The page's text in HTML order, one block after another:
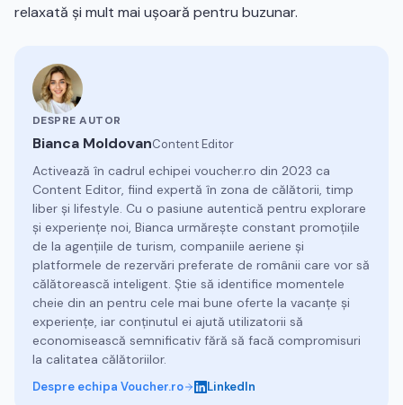
relaxată și mult mai ușoară pentru buzunar.
DESPRE AUTOR
Bianca MoldovanContent Editor
Activează în cadrul echipei voucher.ro din 2023 ca
Content Editor, fiind expertă în zona de călătorii, timp
liber și lifestyle. Cu o pasiune autentică pentru explorare
și experiențe noi, Bianca urmărește constant promoțiile
de la agențiile de turism, companiile aeriene și
platformele de rezervări preferate de românii care vor să
călătorească inteligent. Știe să identifice momentele
cheie din an pentru cele mai bune oferte la vacanțe și
experiențe, iar conținutul ei ajută utilizatorii să
economisească semnificativ fără să facă compromisuri
la calitatea călătoriilor.
Despre echipa Voucher.ro LinkedIn